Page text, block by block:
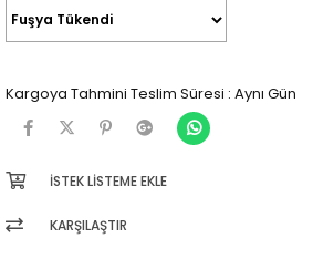
Kargoya Tahmini Teslim Süresi : Aynı Gün
İSTEK LISTEME EKLE
KARŞILAŞTIR